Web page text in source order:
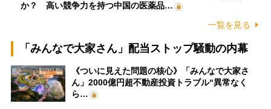
か？ 高い競争力を持つ中国の医薬品…
一覧を見る
「みんなで大家さん」配当ストップ騒動の内幕
《ついに見えた問題の核心》「みんなで大家さ
ん」2000億円超不動産投資トラブル“異常なく
ら…